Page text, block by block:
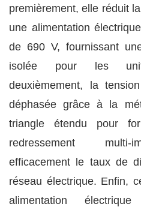
premièrement, elle réduit
une alimentation
de 690 V, fournissant
isolée pour les
deuxièmement, la
déphasée grâce à la
triangle étendu pour
redressement multi-
efficacement le taux de
réseau électrique. Enfin,
alimentation